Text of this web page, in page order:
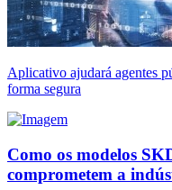
Aplicativo ajudará agentes
forma segura
Como os modelos
comprometem a